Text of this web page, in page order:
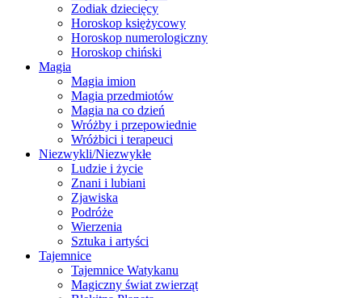
Zodiak dziecięcy
Horoskop księżycowy
Horoskop numerologiczny
Horoskop chiński
Magia
Magia imion
Magia przedmiotów
Magia na co dzień
Wróżby i przepowiednie
Wróżbici i terapeuci
Niezwykli/Niezwykłe
Ludzie i życie
Znani i lubiani
Zjawiska
Podróże
Wierzenia
Sztuka i artyści
Tajemnice
Tajemnice Watykanu
Magiczny świat zwierząt